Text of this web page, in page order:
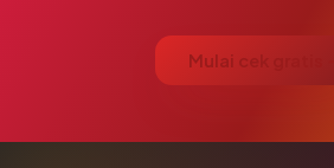
Mulai cek gratis →